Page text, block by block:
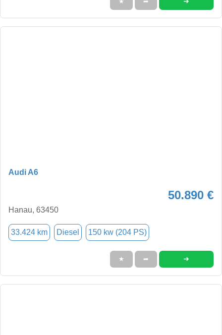
Audi A6
50.890 €
Hanau, 63450
33.424 km Diesel 150 kw (204 PS)
★ ➦ ➜